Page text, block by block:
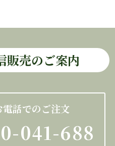
販売のご案内
電話でのご注文
041-688